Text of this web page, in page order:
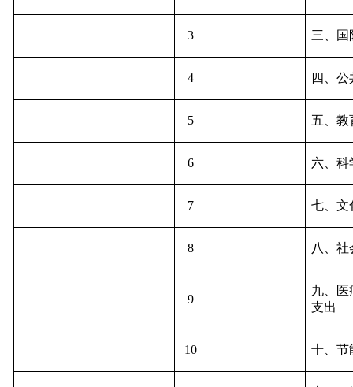
3 三、国
4 四、
5 五、教
6 六、科
7 七、文
8 八、
9
九、医
支出
10 十、节